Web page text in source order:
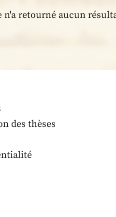
n'a retourné aucun
des thèses